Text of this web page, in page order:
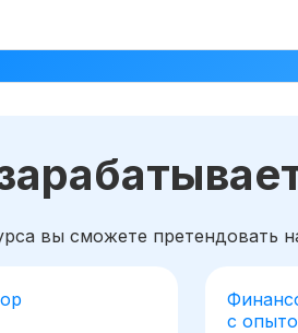
вы сможете претендовать
с